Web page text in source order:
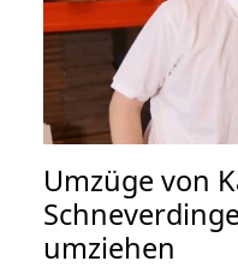
Umzüge von
umziehen